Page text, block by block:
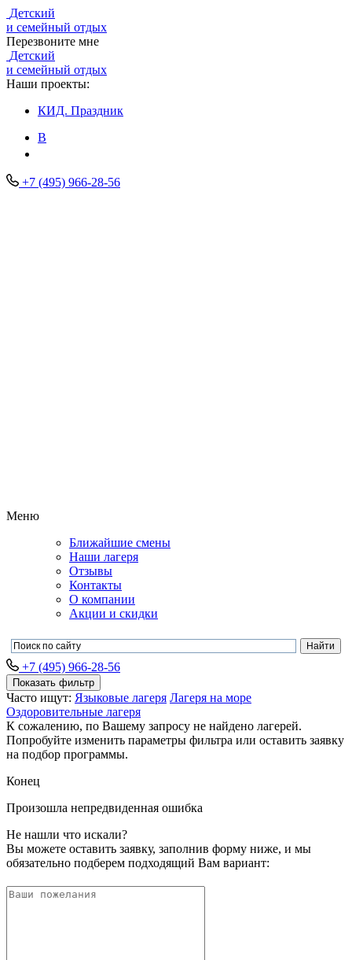
Детский
и семейный отдых
Перезвоните мне
Детский
и семейный отдых
Наши проекты:
КИД. Праздник
В
+7 (495) 966-28-56
Меню
Ближайшие смены
Наши лагеря
Отзывы
Контакты
О компании
Акции и скидки
+7 (495) 966-28-56
Показать фильтр
Часто ищут: Языковые лагеря Лагеря на море
Оздоровительные лагеря
К сожалению, по Вашему запросу не найдено лагерей.
Попробуйте изменить параметры фильтра или оставить заявку
на подбор программы.
Конец
Произошла непредвиденная ошибка
Не нашли что искали?
Вы можете оставить заявку, заполнив форму ниже, и мы
обязательно подберем подходящий Вам вариант: